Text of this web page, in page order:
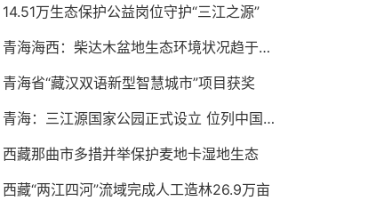
14.51万生态保护公益岗位守护“三江之源”
青海海西：柴达木盆地生态环境状况趋于向好
青海省“藏汉双语新型智慧城市”项目获奖
青海：三江源国家公园正式设立 位列中国首批
西藏那曲市多措并举保护麦地卡湿地生态
西藏“两江四河”流域完成人工造林26.9万亩